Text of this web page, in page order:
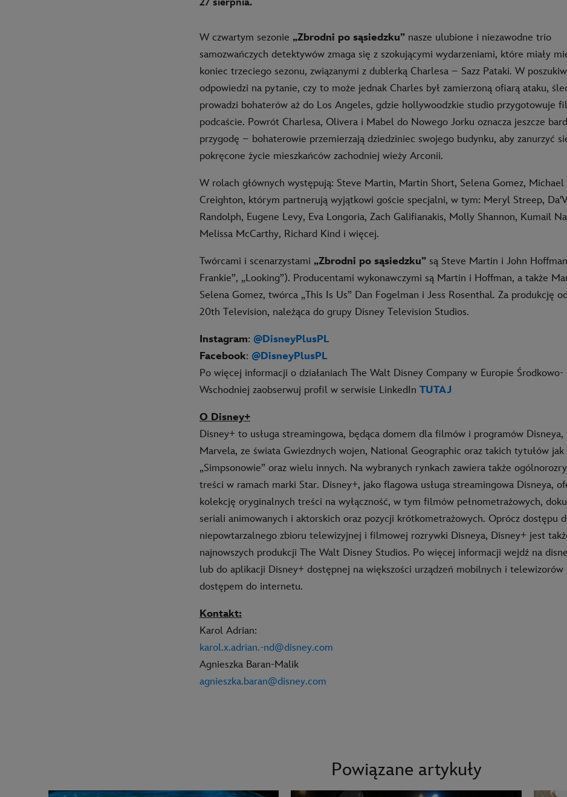
W czwartym sezonie „Zbrodni po sąsiedzku” nasze ulubione i niezawodne trio
samozwańczych detektywów zmaga się z szokującymi wydarzeniami, które miały
koniec trzeciego sezonu, związanymi z dublerką Charlesa – Sazz Pataki. W
odpowiedzi na pytanie, czy to może jednak Charles był zamierzoną ofiarą ataku,
prowadzi bohaterów aż do Los Angeles, gdzie hollywoodzkie studio przygotowuje
podcaście. Powrót Charlesa, Olivera i Mabel do Nowego Jorku oznacza jeszcze
przygodę – bohaterowie przemierzają dziedziniec swojego budynku, aby zanurzyć
pokręcone życie mieszkańców zachodniej wieży Arconii.
W rolach głównych występują: Steve Martin, Martin Short, Selena Gomez,
Creighton, którym partnerują wyjątkowi goście specjalni, w tym: Meryl Streep,
Randolph, Eugene Levy, Eva Longoria, Zach Galifianakis, Molly Shannon, Kumail
Melissa McCarthy, Richard Kind i więcej.
Twórcami i scenarzystami „Zbrodni po sąsiedzku” są Steve Martin i John
Frankie”, „Looking”). Producentami wykonawczymi są Martin i Hoffman, a także
Selena Gomez, twórca „This Is Us” Dan Fogelman i Jess Rosenthal. Za produkcję
20th Television, należąca do grupy Disney Television Studios.
Instagram: @DisneyPlusPL
Facebook: @DisneyPlusPL
Po więcej informacji o działaniach The Walt Disney Company w Europie Środkowo-
Wschodniej zaobserwuj profil w serwisie LinkedIn TUTAJ
O Disney+
Disney+ to usługa streamingowa, będąca domem dla filmów i programów Disneya,
Marvela, ze świata Gwiezdnych wojen, National Geographic oraz takich tytułów jak
„Simpsonowie” oraz wielu innych. Na wybranych rynkach zawiera także
treści w ramach marki Star. Disney+, jako flagowa usługa streamingowa Disneya,
kolekcję oryginalnych treści na wyłączność, w tym filmów pełnometrażowych,
seriali animowanych i aktorskich oraz pozycji krótkometrażowych. Oprócz dostępu
niepowtarzalnego zbioru telewizyjnej i filmowej rozrywki Disneya, Disney+ jest
najnowszych produkcji The Walt Disney Studios. Po więcej informacji wejdź na
lub do aplikacji Disney+ dostępnej na większości urządzeń mobilnych i telewizorów
dostępem do internetu.
Kontakt:
Karol Adrian:
karol.x.adrian.-nd@disney.com
Agnieszka Baran-Malik
agnieszka.baran@disney.com
Powiązane artykuły